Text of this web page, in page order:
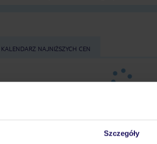
Szczegóły
KALENDARZ NAJNIŻSZYCH CEN